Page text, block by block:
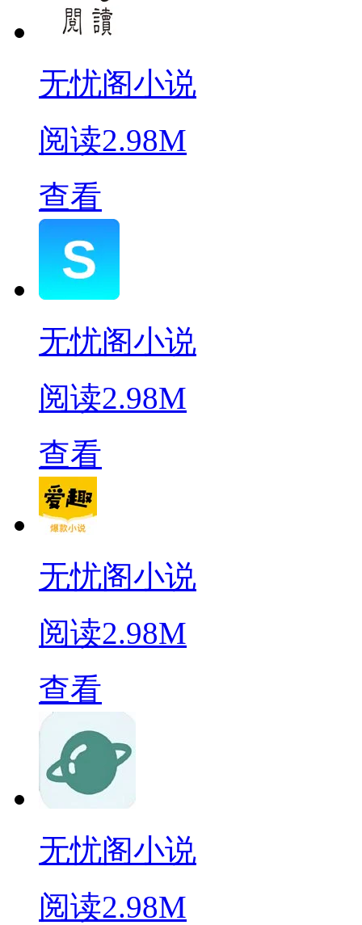
无忧阁小说
阅读2.98M
查看
无忧阁小说
阅读2.98M
查看
无忧阁小说
阅读2.98M
查看
无忧阁小说
阅读2.98M